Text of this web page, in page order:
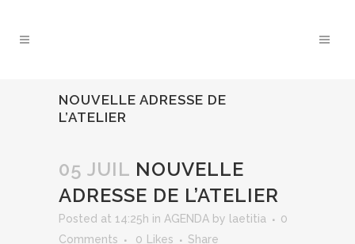
NOUVELLE ADRESSE DE
L’ATELIER
05 JUIL NOUVELLE
ADRESSE DE L’ATELIER
Posted at 14:25h in AGENDA by laetitia
0
Comments
0 Likes Share